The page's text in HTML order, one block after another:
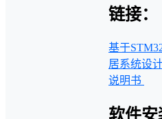
链接：
基于
居系统设
说明书
软件安